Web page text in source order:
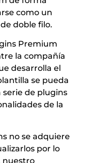
como un
doble filo.
Premium
la compañía
desarrolla el
se pueda
de plugins
de la
no se adquiere
por lo
nuestro